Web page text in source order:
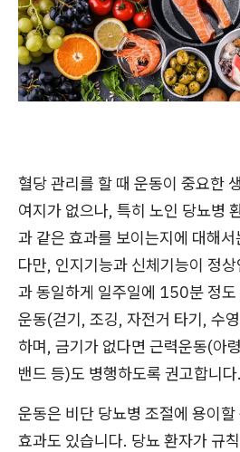
혈당 관리를 할 때 운동이 중요한
여지가 없으나, 특히 노인 당뇨병
과 같은 효과를 보이는지에 대해
다만, 인지기능과 신체기능이 정
과 동일하게 일주일에 150분 정
운동(걷기, 조깅, 자전거 타기, 수
하며, 금기가 없다면 근력운동(아
밴드 등)도 병행하도록 권고합니다.
운동은 비단 당뇨병 조절에 용이
효과도 있습니다. 당뇨 환자가 규